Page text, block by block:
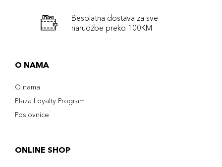
Besplatna dostava za sve
narudźbe preko 100KM
O NAMA
O nama
Plaza Loyalty Program
Poslovnice
ONLINE SHOP